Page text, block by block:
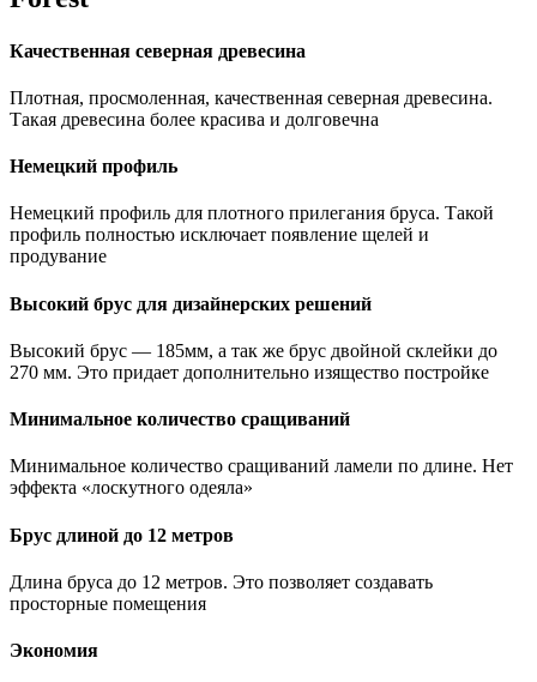
Качественная северная древесина
Плотная, просмоленная, качественная северная древесина.
Такая древесина более красива и долговечна
Немецкий профиль
Немецкий профиль для плотного прилегания бруса. Такой
профиль полностью исключает появление щелей и
продувание
Высокий брус для дизайнерских решений
Высокий брус — 185мм, а так же брус двойной склейки до
270 мм. Это придает дополнительно изящество постройке
Минимальное количество сращиваний
Минимальное количество сращиваний ламели по длине. Нет
эффекта «лоскутного одеяла»
Брус длиной до 12 метров
Длина бруса до 12 метров. Это позволяет создавать
просторные помещения
Экономия